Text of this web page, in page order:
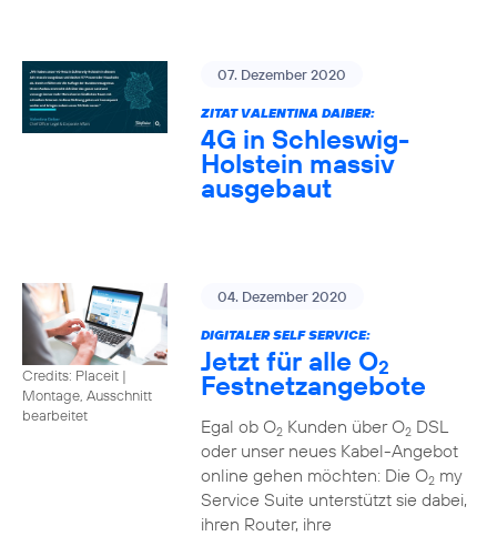
07. Dezember 2020
ZITAT VALENTINA DAIBER:
4G in Schleswig-
Holstein massiv
ausgebaut
Credits: Placeit |
Montage, Ausschnitt
bearbeitet
04. Dezember 2020
DIGITALER SELF SERVICE:
Jetzt für alle O2
Festnetzangebote
Egal ob O2Kunden über O2DSL
oder unser neues Kabel-Angebot
online gehen möchten: Die O2my
Service Suite unterstützt sie dabei,
ihren Router, ihre